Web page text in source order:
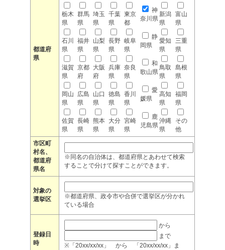
都道府
県
栃木
県
群馬
県
埼玉
県
千葉
県
東京
都
神
奈川県
新潟
県
富山
県
石川
県
福井
県
山梨
県
長野
県
岐阜
県
静
岡県
愛知
県
三重
県
滋賀
県
京都
府
大阪
府
兵庫
県
奈良
県
和
歌山県
鳥取
県
島根
県
岡山
県
広島
県
山口
県
徳島
県
香川
県
愛
媛県
高知
県
福岡
県
佐賀
県
長崎
県
熊本
県
大分
県
宮崎
県
鹿
児島県
沖縄
県
その
他
市区町
村名、
都道府
県名
※同名の自治体は、都道府県とあわせて検索
することで分けて探すことができます。
対象の
選挙区
※都道府県、政令市や合併で選挙区が分かれ
ている場合
登録日
時
から
まで
※「20xx/xx/xx」 から 「20xx/xx/xx」ま